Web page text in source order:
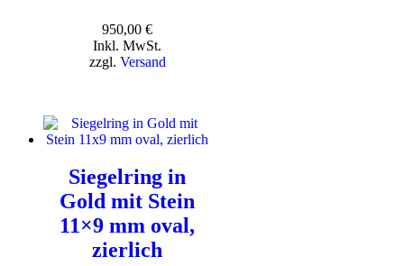
950,00 €
Inkl. MwSt.
zzgl. Versand
Siegelring in
Gold mit Stein
11×9 mm oval,
zierlich